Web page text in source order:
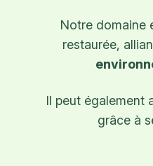
Notre domaine
restaurée,
Il peut également
grâce à